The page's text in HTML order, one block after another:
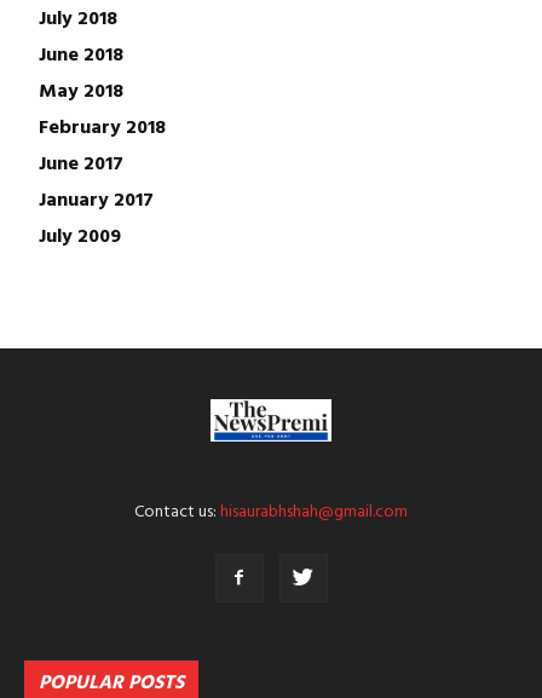
July 2018
June 2018
May 2018
February 2018
June 2017
January 2017
July 2009
Contact us:hisaurabhshah@gmail.com
POPULAR POSTS